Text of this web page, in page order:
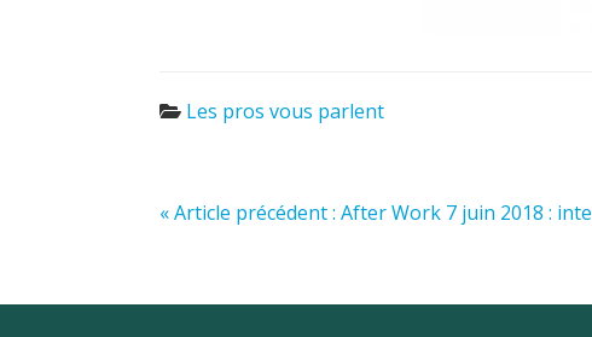
Les pros vous parlent
« Article précédent : After Work 7 juin 2018 :